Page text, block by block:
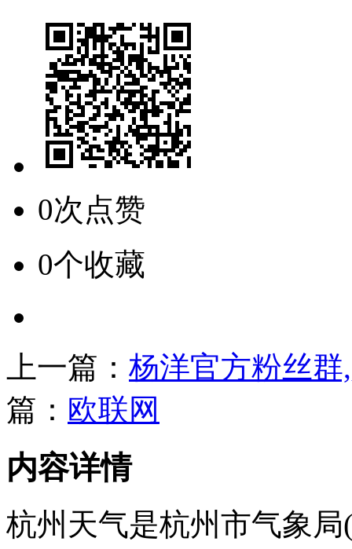
0次点赞
0个收藏
上一篇： 杨洋官方粉丝
篇： 欧联网
内容详情
杭州天气是杭州市气象